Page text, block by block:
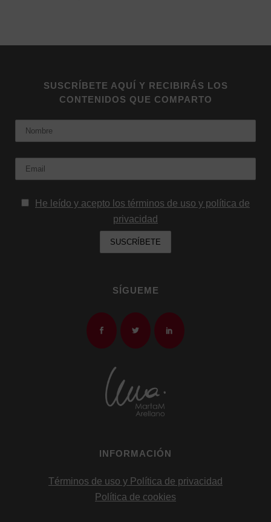
SUSCRÍBETE AQUÍ Y RECIBIRÁS LOS
CONTENIDOS QUE COMPARTO
He leído y acepto los términos de uso y política de
privacidad
SÍGUEME
INFORMACIÓN
Términos de uso y Política de privacidad
Política de cookies